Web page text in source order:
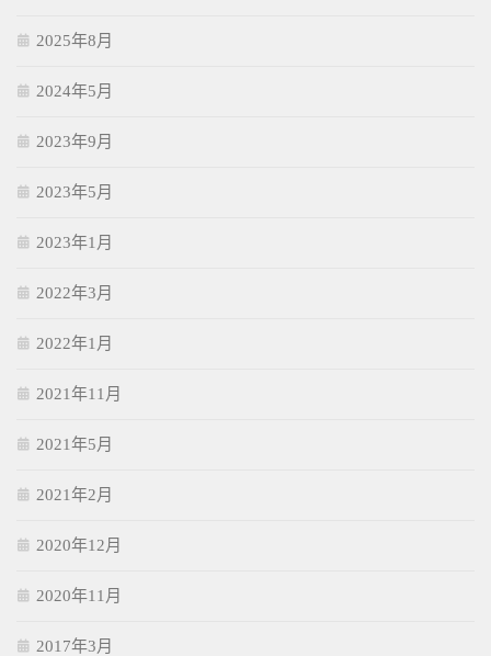
2025年8月
2024年5月
2023年9月
2023年5月
2023年1月
2022年3月
2022年1月
2021年11月
2021年5月
2021年2月
2020年12月
2020年11月
2017年3月